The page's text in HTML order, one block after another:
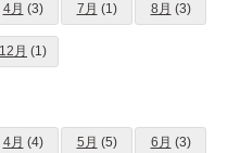
4月 (3) 7月 (1) 8月 (3)
12月 (1)
4月 (4) 5月 (5) 6月 (3)